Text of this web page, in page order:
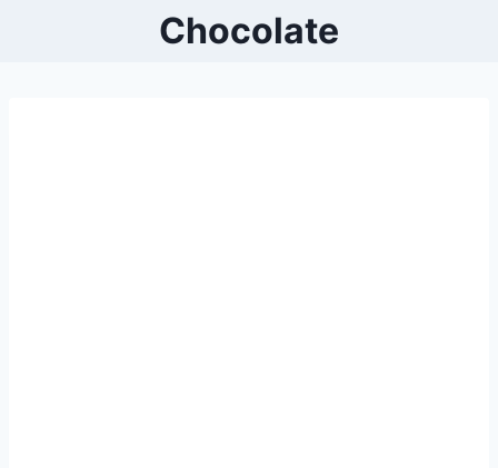
Chocolate